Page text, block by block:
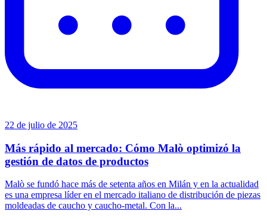
22 de julio de 2025
Más rápido al mercado: Cómo Malò optimizó la
gestión de datos de productos
Malò se fundó hace más de setenta años en Milán y en la actualidad
es una empresa líder en el mercado italiano de distribución de piezas
moldeadas de caucho y caucho-metal. Con la...